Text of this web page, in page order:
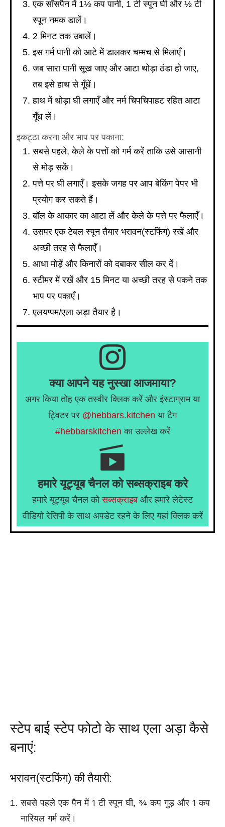
एक सॉसपैन में 1½ कप पानी, 1 टी स्पून घी और ½ टी
स्पून नमक डालें।
2 मिनट तक उबालें।
इस गर्म पानी को आटे में डालकर चम्मच से मिलाएँ।
जब सारा पानी सूख जाए और आटा थोड़ा ठंडा हो जाए,
तब इसे हाथ से गूँधें।
हाथ में थोड़ा घी लगाएँ और नर्म चिपचिपाहट रहित आटा
गूँध लें।
इकट्ठा करना और भाप पर पकाना:
सबसे पहले, केले के पत्तों को गर्म करें ताकि उसे आसानी
से मोड़ सकें।
पत्ते पर घी लगाएँ। इसके जगह पर आप बेकिंग पेपर भी
प्रयोग कर सकते हैं।
बॉल के आकार का आटा लें और केले के पत्ते पर फैलाएँ।
उसपर एक टेबल स्पून तैयार भरावन(स्टफिंग) रखें और
अच्छी तरह से फैलाएँ।
आधा मोड़ें और किनारों को दबाकर सील कर दें।
स्टीमर में रखें और 15 मिनट या अच्छी तरह से पकने तक
भाप पर पकाएँ।
एलयप्पम/एला अड़ा तैयार है।
क्या आपने यह नुस्खा आजमाया?
अगर किया तोह एक तस्वीर क्लिक करें और इंस्टाग्राम या
ट्विटर पर @hebbars.kitchen या टैग
#hebbarskitchen का उल्लेख करें
हमारे यूट्यूब चैनल को सब्सक्राइब करे
हमारे यूट्यूब चैनल कोसब्सक्राइब और हमारे लेटेस्ट
वीडियो रेसिपी के साथ अपडेट रहने के लिए यहां क्लिक करें
स्टेप बाई स्टेप फोटो के साथ एला अड़ा कैसे
बनाएं:
भरावन(स्टफिंग) की तैयारी:
सबसे पहले एक पैन में 1 टी स्पून घी, ¾ कप गुड़ और 1 कप
नारियल गर्म करें।